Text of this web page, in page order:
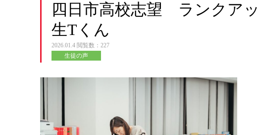
四日市高校志望 ランクア
生Tくん
2026.01.4 閲覧数：227
生徒の声